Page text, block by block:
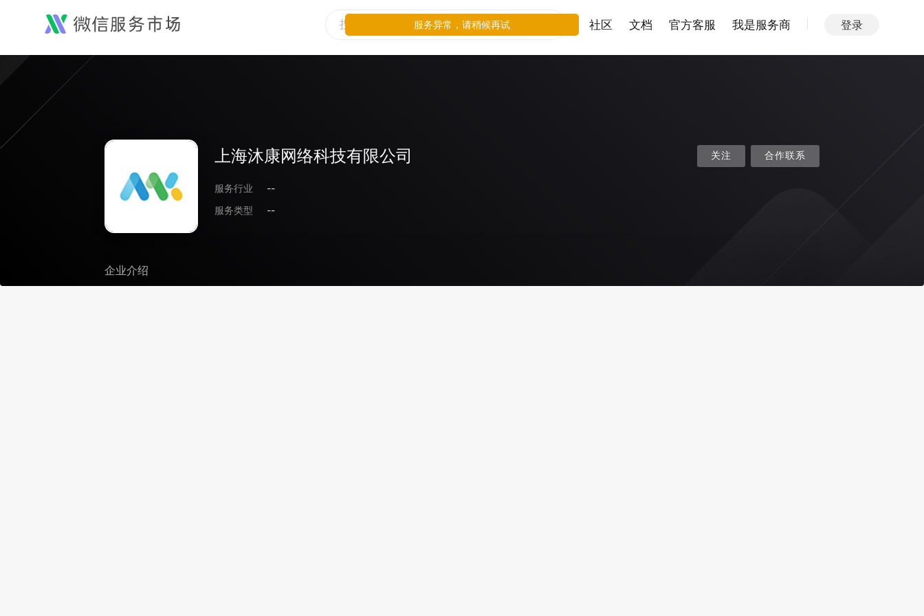
社区 文档 官方客服 我是服务商 登录
上海沐康网络科技有限公司
服务行业
--
服务类型
--
关注 合作联系
企业介绍
服务异常，请稍候再试